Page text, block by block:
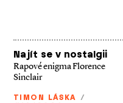
Najít se v nostalgii
Rapové enigma Florence
Sinclair
TIMON LÁSKA /